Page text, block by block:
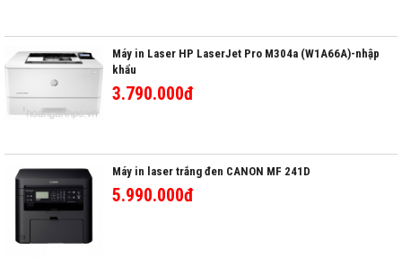
Máy in Laser HP LaserJet Pro M304a (W1A66A)-nhập
khẩu
3.790.000đ
Máy in laser trắng đen CANON MF 241D
5.990.000đ